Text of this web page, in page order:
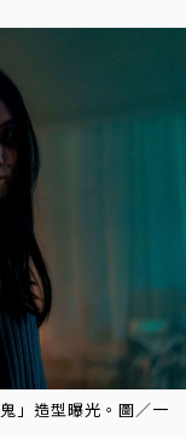
」造型曝光。圖／一